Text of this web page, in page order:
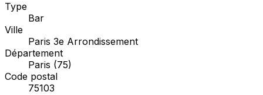
Type
Bar
Ville
Paris 3e Arrondissement
Département
Paris (75)
Code postal
75103